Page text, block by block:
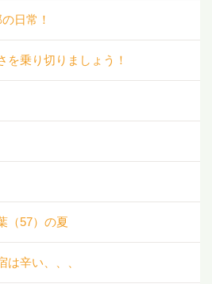
日常！
を乗り切りましょう！
（57）の夏
は辛い、、、